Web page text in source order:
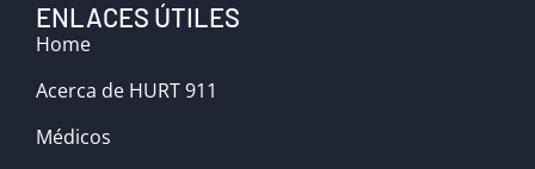
ENLACES ÚTILES
Home
Acerca de HURT 911
Médicos